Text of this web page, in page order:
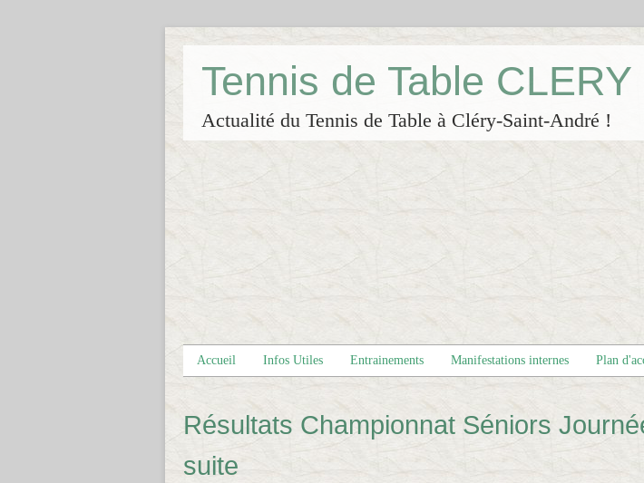
Tennis de Table
Actualité du Tennis de Table à Cléry-Saint-André !
Accueil Infos Utiles Entrainements Manifestations internes Plan
Résultats Championnat Séniors
suite